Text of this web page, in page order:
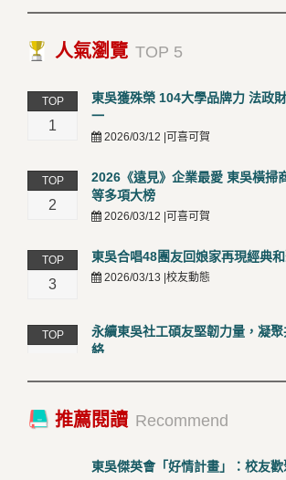
人氣瀏覽 TOP 5
TOP
1
東吳獲殊榮 104大學品牌力 法政
一
2026/03/12 |可喜可賀
TOP
2
2026《遠見》企業最愛 東吳橫掃
等多項大榜
2026/03/12 |可喜可賀
TOP
3
東吳合唱48團友回娘家再現經典
2026/03/13 |校友動態
TOP
永續東吳社工碩友堅韌力量，凝
絡
TOP
卓越永續校園 東吳大學連奪 ISO
50001三大國際驗證殊榮
推薦閱讀 Recommend
東吳傑英會「好情計畫」：校友